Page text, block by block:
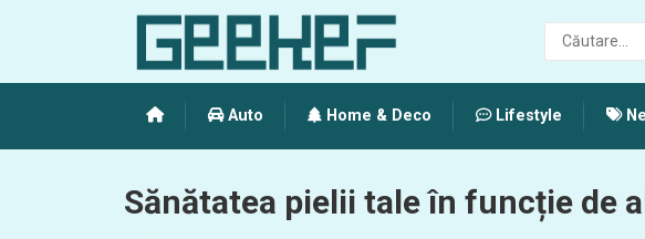
Auto Home & Deco Lifestyle
Sănătatea pielii tale în funcție de